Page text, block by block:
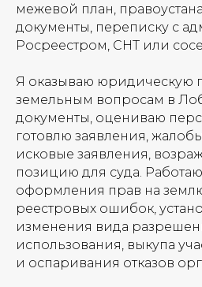
межевой план,
документы, переписку с
Росреестром, СНТ или
Я оказываю юридическую
земельным вопросам в
документы, оцениваю
готовлю заявления,
исковые заявления,
позицию для суда.
оформления прав на
реестровых ошибок,
изменения вида
использования, выкупа
и оспаривания отказов